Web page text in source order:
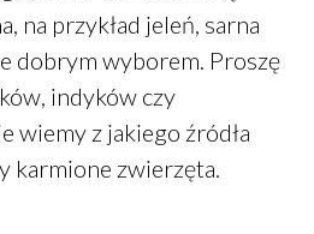
na przykład jeleń, sarna
dobrym wyborem. Proszę
indyków czy
wiemy z jakiego źródła
karmione zwierzęta.